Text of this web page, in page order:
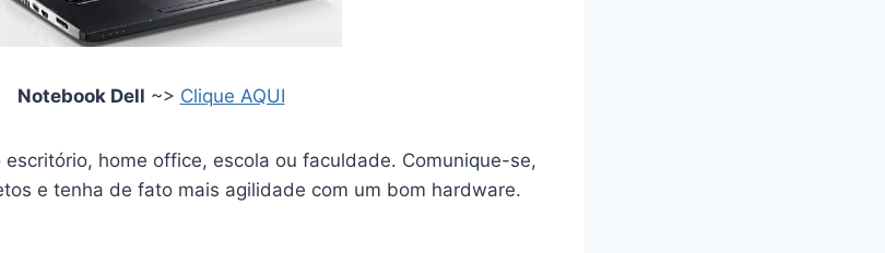
Notebook Dell ~> Clique AQUI
escritório, home office, escola ou faculdade. Comunique-se,
e tenha de fato mais agilidade com um bom hardware.